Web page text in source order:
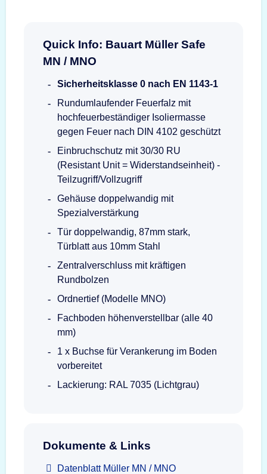
Quick Info: Bauart Müller Safe
MN / MNO
Sicherheitsklasse 0 nach EN 1143-1
Rundumlaufender Feuerfalz mit
hochfeuerbeständiger Isoliermasse
gegen Feuer nach DIN 4102 geschützt
Einbruchschutz mit 30/30 RU
(Resistant Unit = Widerstandseinheit) -
Teilzugriff/Vollzugriff
Gehäuse doppelwandig mit
Spezialverstärkung
Tür doppelwandig, 87mm stark,
Türblatt aus 10mm Stahl
Zentralverschluss mit kräftigen
Rundbolzen
Ordnertief (Modelle MNO)
Fachboden höhenverstellbar (alle 40
mm)
1 x Buchse für Verankerung im Boden
vorbereitet
Lackierung: RAL 7035 (Lichtgrau)
Dokumente & Links
Datenblatt Müller MN / MNO